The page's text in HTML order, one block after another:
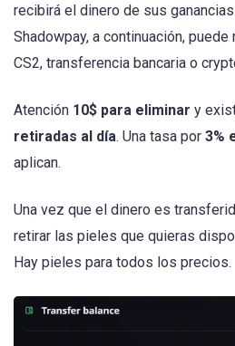
recibirá el dinero de sus
Shadowpay, a continuación,
CS2, transferencia bancaria o
Atención 10$ para eliminar y
retiradas al día. Una tasa por 3%
aplican.
Una vez que el dinero es
retirar las pieles que quieras
Hay pieles para todos los precios.